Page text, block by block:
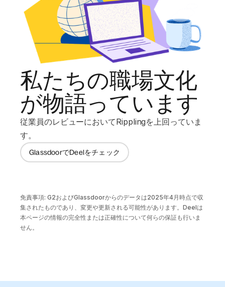
私たちの職場文化
が物語っています
従業員のレビューにおいてRipplingを上回っていま
す。
GlassdoorでDeelをチェック
免責事項: G2およびGlassdoorからのデータは2025年4月時点で収
集されたものであり、変更や更新される可能性があります。Deelは
本ページの情報の完全性または正確性について何らの保証も行いま
せん。